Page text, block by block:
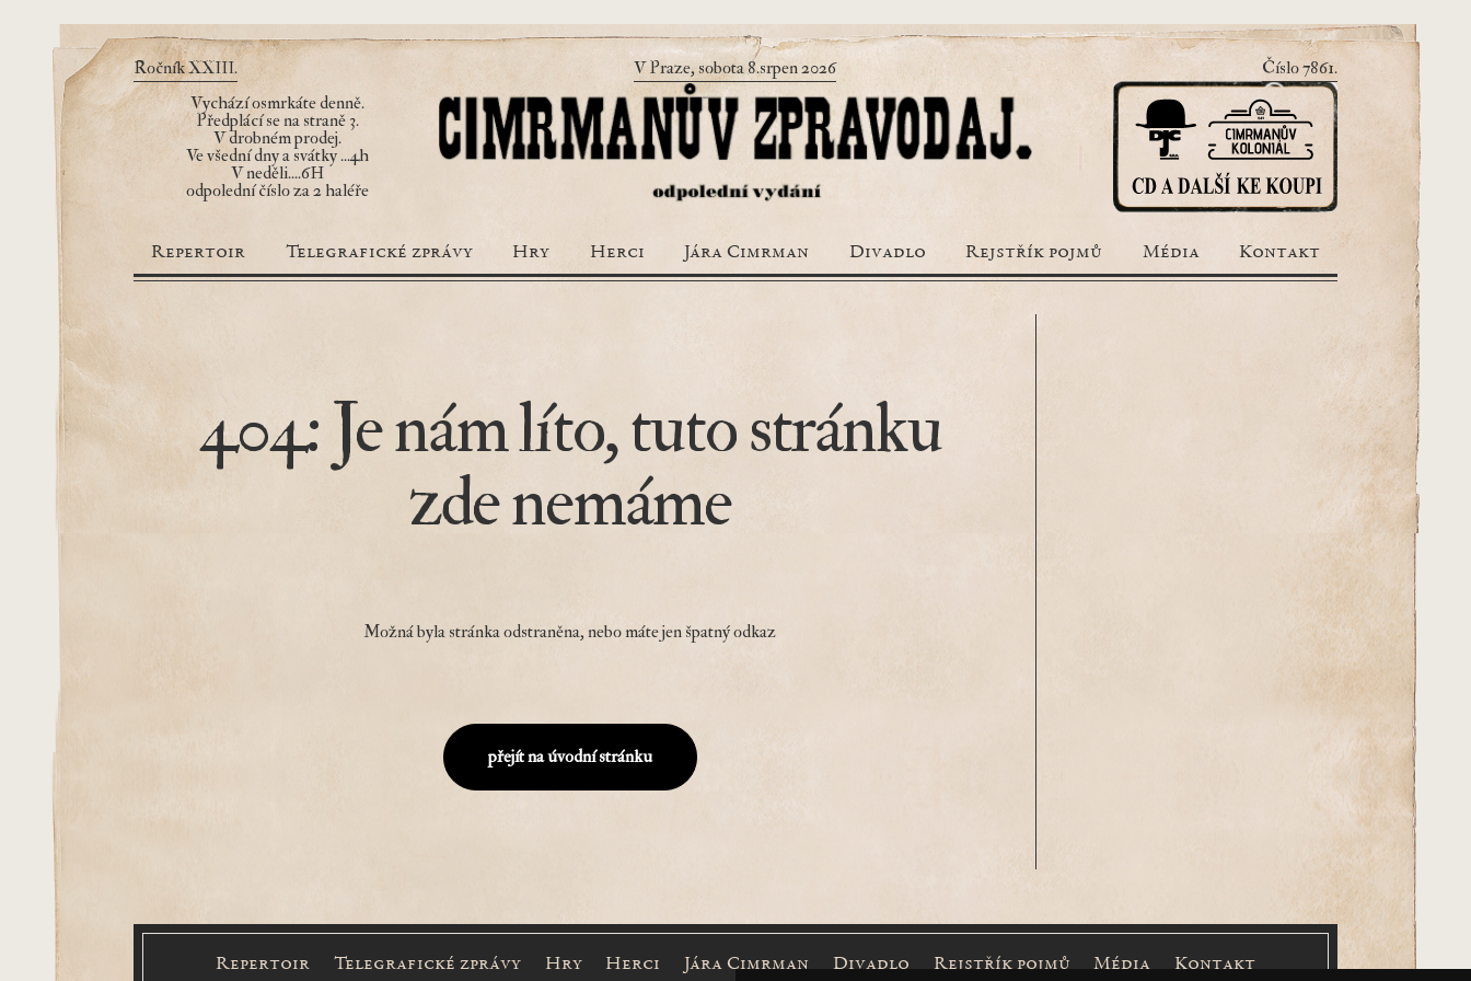
Ročník XXIII. V Praze, sobota 8.srpen 2026
Číslo 7861.
Vychází osmrkáte denně.
Předplácí se na straně 3.
V drobném prodej.
Ve všední dny a svátky ...4h
V neděli....6H
odpolední číslo za 2 haléře
Repertoir Telegrafické zprávy Hry Herci Jára Cimrman Divadlo Rejstřík pojmů Média Kontakt
404: Je nám líto, tuto stránku
zde nemáme
Možná byla stránka odstraněna, nebo máte jen špatný odkaz
přejít na úvodní stránku
Repertoir Telegrafické zprávy Hry Herci Jára Cimrman Divadlo Rejstřík pojmů Média Kontakt